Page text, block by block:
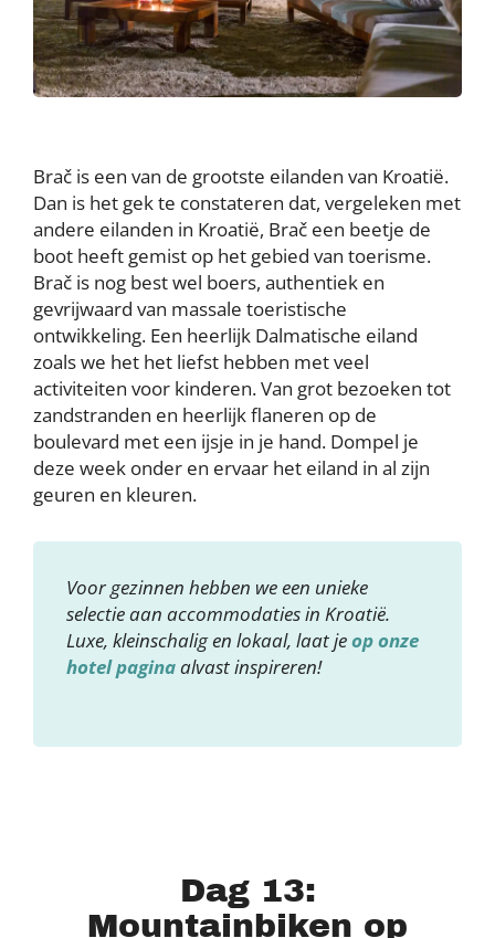
Brač is een van de grootste eilanden van Kroatië.
Dan is het gek te constateren dat, vergeleken met
andere eilanden in Kroatië, Brač een beetje de
boot heeft gemist op het gebied van toerisme.
Brač is nog best wel boers, authentiek en
gevrijwaard van massale toeristische
ontwikkeling. Een heerlijk Dalmatische eiland
zoals we het het liefst hebben met veel
activiteiten voor kinderen. Van grot bezoeken tot
zandstranden en heerlijk flaneren op de
boulevard met een ijsje in je hand. Dompel je
deze week onder en ervaar het eiland in al zijn
geuren en kleuren.
Voor gezinnen hebben we een unieke
selectie aan accommodaties in Kroatië.
Luxe, kleinschalig en lokaal, laat jeop onze
hotel paginaalvast inspireren!
Dag 13:
Mountainbiken op